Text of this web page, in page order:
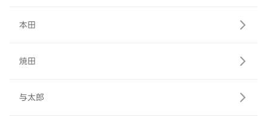
本田
焼田
与太郎